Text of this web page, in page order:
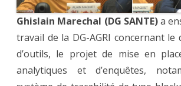
Ghislain Marechal (DG SANTE)a
travail de la DG-AGRI concernant le
d’outils, le projet de mise en
analytiques et d’enquêtes,